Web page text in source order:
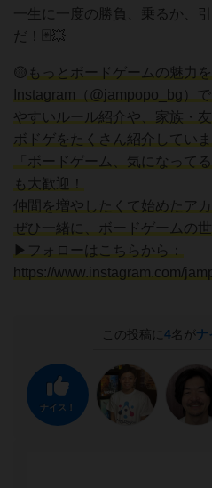
一生に一度の勝負、乗るか、
だ！🃏💥
🟡 もっとボードゲームの魅力
Instagram（@jampopo_bg）
やすいルール紹介や、家族・
ボドゲをたくさん紹介していま
「ボードゲーム、気になって
も大歓迎！
仲間を増やしたくて始めたアカ
ぜひ一緒に、ボードゲームの
▶フォローはこちらから：
https://www.instagram.com/
この投稿に 4名がナ
ナイス！